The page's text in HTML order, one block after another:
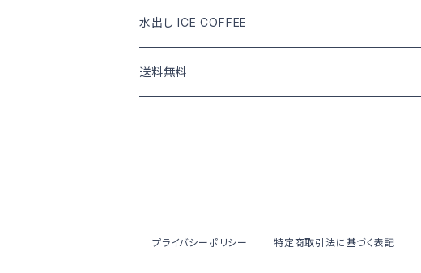
DRIP COFFEE mix
DRIP COFFEE
DRIP COFFEE mix
COFFEE BEANS
DRIP COFFEE
水出し ICE COFFEE
カフェインあり
送料無料
プライバシーポリシー 特定商取引法に基づく表記